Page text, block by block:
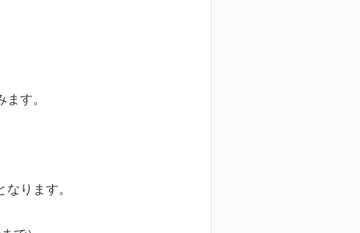
す。
ります。